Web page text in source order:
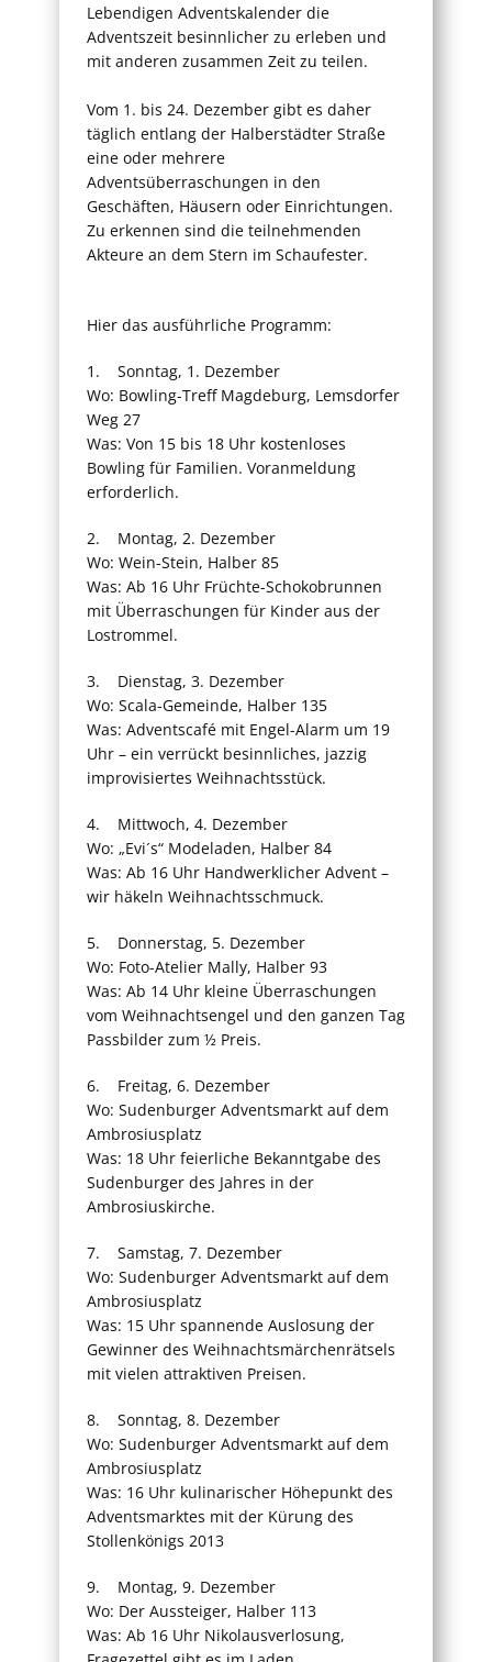
Lebendigen Adventskalender die
Adventszeit besinnlicher zu erleben und
mit anderen zusammen Zeit zu teilen.
Vom 1. bis 24. Dezember gibt es daher
täglich entlang der Halberstädter Straße
eine oder mehrere
Adventsüberraschungen in den
Geschäften, Häusern oder Einrichtungen.
Zu erkennen sind die teilnehmenden
Akteure an dem Stern im Schaufester.
Hier das ausführliche Programm:
1. Sonntag, 1. Dezember
Wo: Bowling-Treff Magdeburg, Lemsdorfer
Weg 27
Was: Von 15 bis 18 Uhr kostenloses
Bowling für Familien. Voranmeldung
erforderlich.
2. Montag, 2. Dezember
Wo: Wein-Stein, Halber 85
Was: Ab 16 Uhr Früchte-Schokobrunnen
mit Überraschungen für Kinder aus der
Lostrommel.
3. Dienstag, 3. Dezember
Wo: Scala-Gemeinde, Halber 135
Was: Adventscafé mit Engel-Alarm um 19
Uhr – ein verrückt besinnliches, jazzig
improvisiertes Weihnachtsstück.
4. Mittwoch, 4. Dezember
Wo: „Evi´s“ Modeladen, Halber 84
Was: Ab 16 Uhr Handwerklicher Advent –
wir häkeln Weihnachtsschmuck.
5. Donnerstag, 5. Dezember
Wo: Foto-Atelier Mally, Halber 93
Was: Ab 14 Uhr kleine Überraschungen
vom Weihnachtsengel und den ganzen Tag
Passbilder zum ½ Preis.
6. Freitag, 6. Dezember
Wo: Sudenburger Adventsmarkt auf dem
Ambrosiusplatz
Was: 18 Uhr feierliche Bekanntgabe des
Sudenburger des Jahres in der
Ambrosiuskirche.
7. Samstag, 7. Dezember
Wo: Sudenburger Adventsmarkt auf dem
Ambrosiusplatz
Was: 15 Uhr spannende Auslosung der
Gewinner des Weihnachtsmärchenrätsels
mit vielen attraktiven Preisen.
8. Sonntag, 8. Dezember
Wo: Sudenburger Adventsmarkt auf dem
Ambrosiusplatz
Was: 16 Uhr kulinarischer Höhepunkt des
Adventsmarktes mit der Kürung des
Stollenkönigs 2013
9. Montag, 9. Dezember
Wo: Der Aussteiger, Halber 113
Was: Ab 16 Uhr Nikolausverlosung,